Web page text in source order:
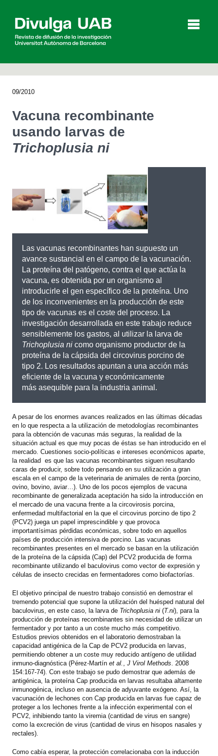
Agenda
Català
BUSCAR
09/2010
Vacuna recombinante
usando larvas de
Trichoplusia ni
Las vacunas recombinantes han supuesto un
avance sustancial en el campo de la vacunación.
La proteína del patógeno, contra el que actúa la
vacuna, es obtenida por un organismo al
introducirle el gen específico de la proteína. Uno
de los inconvenientes en la producción de este
tipo de vacunas es el coste del proceso. La
investigación desarrollada en este trabajo reduce
sensiblemente los gastos, al utilizar la larva de
Trichoplusia ni como organismo productor de la
proteína de la cápsida del circovirus porcino de
tipo 2. Los resultados apuntan a una acción más
eficiente de la vacuna y económicamente
más asequible para la industria animal.
A pesar de los enormes avances realizados en las últimas décadas
en lo que respecta a la utilización de metodologías recombinantes
para la obtención de vacunas más seguras, la realidad de la
situación actual es que muy pocas de éstas se han introducido en el
mercado. Cuestiones socio-políticas e intereses económicos aparte,
la realidad es que las vacunas recombinantes siguen resultando
caras de producir, sobre todo pensando en su utilización a gran
escala en el campo de la veterinaria de animales de renta (porcino,
ovino, bovino, aviar…). Uno de los pocos ejemplos de vacuna
recombinante de generalizada aceptación ha sido la introducción en
el mercado de una vacuna frente a la circovirosis porcina,
enfermedad multifactorial en la que el circovirus porcino de tipo 2
(PCV2) juega un papel imprescindible y que provoca
importantísimas pérdidas económicas, sobre todo en aquellos
países de producción intensiva de porcino. Las vacunas
recombinantes presentes en el mercado se basan en la utilización
de la proteína de la cápsida (Cap) del PCV2 producida de forma
recombinante utilizando el baculovirus como vector de expresión y
células de insecto crecidas en fermentadores como biofactorías.
El objetivo principal de nuestro trabajo consistió en demostrar el
tremendo potencial que supone la utilización del huésped natural del
baculovirus, en este caso, la larva de Trichoplusia ni (T.ni), para la
producción de proteínas recombinantes sin necesidad de utilizar un
fermentador y por tanto a un coste mucho más competitivo.
Estudios previos obtenidos en el laboratorio demostraban la
capacidad antigénica de la Cap de PCV2 producida en larvas,
permitiendo obtener a un coste muy reducido antígeno de utilidad
inmuno-diagnóstica (Pérez-Martín et al. J Virol Methods . 2008
154:167-74). Con este trabajo se pudo demostrar que además de
antigénica, la proteína Cap producida en larvas resultaba altamente
inmunogénica, incluso en ausencia de adyuvante exógeno. Así, la
vacunación de lechones con Cap producida en larvas fue capaz de
proteger a los lechones frente a la infección experimental con el
PCV2, inhibiendo tanto la viremia (cantidad de virus en sangre)
como la excreción de virus (cantidad de virus en hisopos nasales y
rectales).
Como cabía esperar, la protección correlacionaba con la inducción